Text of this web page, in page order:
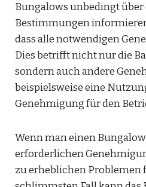
Bungalows unbedingt
Bestimmungen
dass alle notwendigen
Dies betrifft nicht nur die
sondern auch andere
beispielsweise eine
Genehmigung für den
Wenn man einen
erforderlichen
zu erheblichen Problemen